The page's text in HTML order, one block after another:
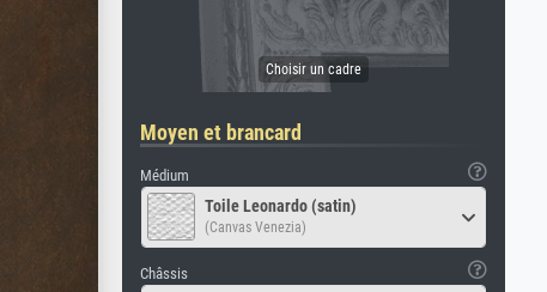
Moyen et brancard
Médium
Toile Leonardo (satin)
(Canvas Venezia)
Châssis